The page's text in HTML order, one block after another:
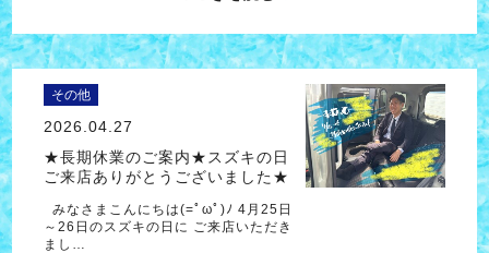
その他
2026.04.27
★長期休業のご案内★スズキの日
ご来店ありがとうございました★
みなさまこんにちは(=ﾟωﾟ)ﾉ 4月25日
～26日のスズキの日に ご来店いただき
まし…